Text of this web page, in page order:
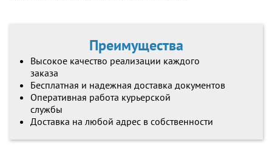
Преимущества
Высокое качество реализации каждого
заказа
Бесплатная и надежная доставка документов
Оперативная работа курьерской
службы
Доставка на любой адрес в собственности